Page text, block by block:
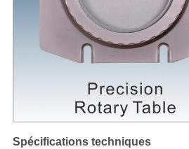
Spécifications techniques